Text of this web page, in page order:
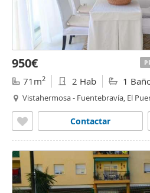
950€
71m2 2 Hab 1
Vistahermosa - Fuentebravía, El
Contactar